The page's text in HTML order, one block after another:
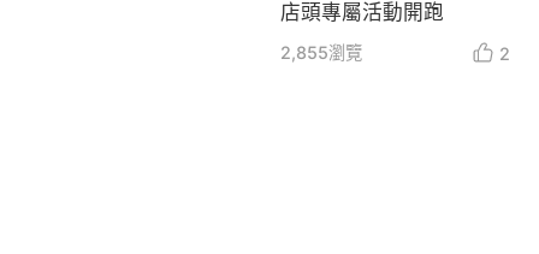
店頭專屬活動開跑
2,855瀏覽 2